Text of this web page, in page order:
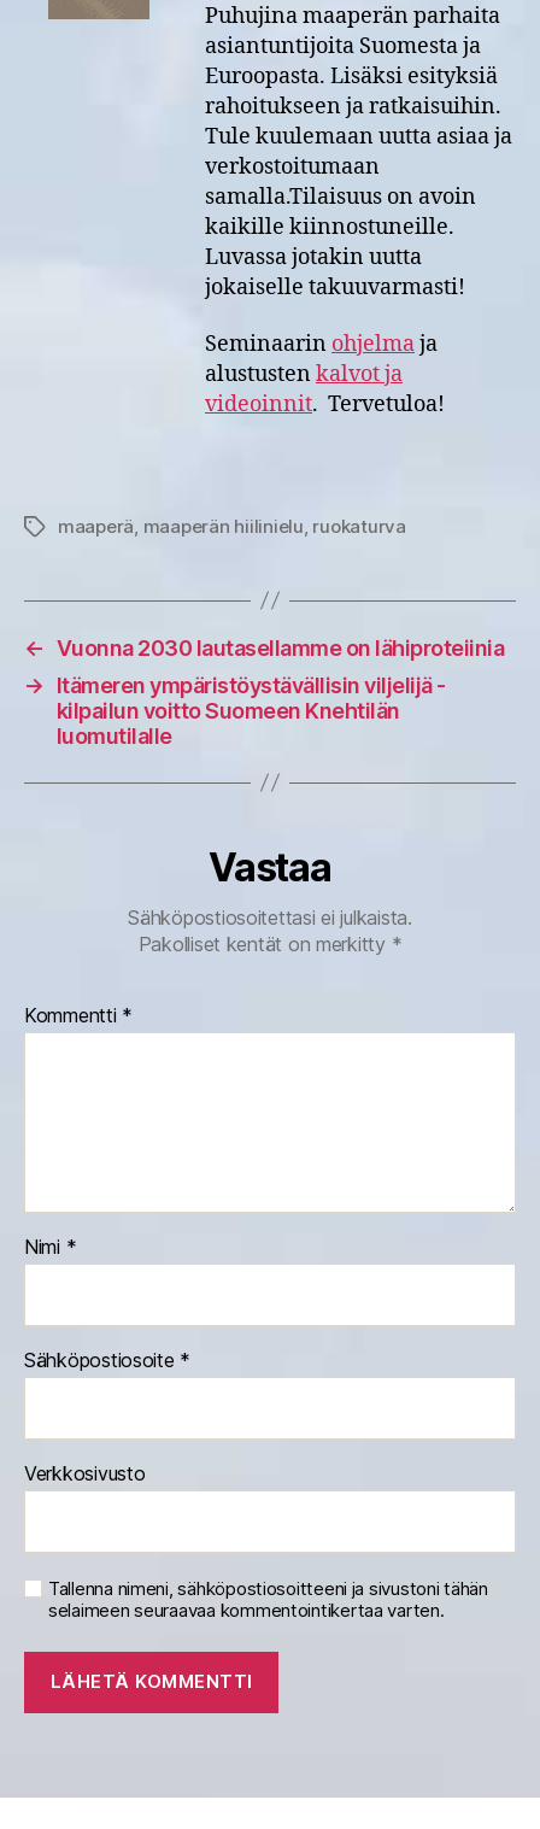
Puhujina maaperän parhaita
asiantuntijoita Suomesta ja
Euroopasta. Lisäksi esityksiä
rahoitukseen ja ratkaisuihin.
Tule kuulemaan uutta asiaa ja
verkostoitumaan
samalla.Tilaisuus on avoin
kaikille kiinnostuneille.
Luvassa jotakin uutta
jokaiselle takuuvarmasti!
Seminaarin ohjelmaja
alustustenkalvot ja
videoinnit. Tervetuloa!
Avainsanat
maaperä maaperän hiilinielu ruokaturva
← Vuonna 2030 lautasellamme on lähiproteiinia
→
Itämeren ympäristöystävällisin viljelijä -
kilpailun voitto Suomeen Knehtilän
luomutilalle
Vastaa
Sähköpostiosoitettasi ei julkaista.
Pakolliset kentät on merkitty *
Kommentti *
Nimi *
Sähköpostiosoite *
Verkkosivusto
Tallenna nimeni, sähköpostiosoitteeni ja sivustoni tähän
selaimeen seuraavaa kommentointikertaa varten.